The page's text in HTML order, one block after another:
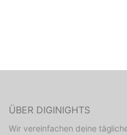
ÜBER DIGINIGHTS
Wir vereinfachen deine